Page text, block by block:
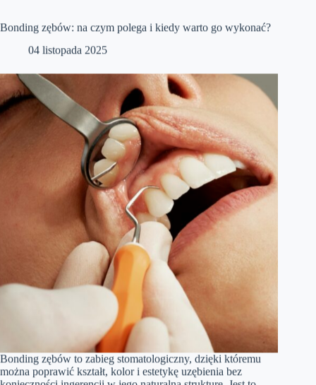
Bonding zębów: na czym polega i kiedy warto go wykonać?
04 listopada 2025
Bonding zębów to zabieg stomatologiczny, dzięki któremu
można poprawić kształt, kolor i estetykę uzębienia bez